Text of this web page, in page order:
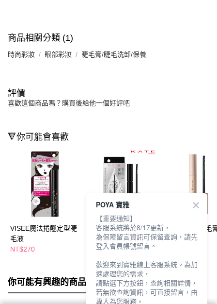
商品相關分類 (1)
時尚彩妝 眼部彩妝 睫毛膏/睫毛洗卸/保養
評價
喜歡這個商品嗎？購買後給他一個好評吧
🔻你可能會喜歡
VISEE魔法捲翹定型睫
毛液
NT$270
凱婷淚神速卸睫毛膏卸
除液7.8ml
NT$299
MKUP 難搞睫毛
液
你可能有興趣的商品 全站排行
POYA 寶雅
【重要通知】
客服系統將於8/17更新，
為保障留言資訊可保留查詢，請先
登入會員帳號留言。
歡迎來到寶雅線上客服系統。為加
速處理您的需求，
請點選下方按鈕，查詢相關詳情，
若無欲查詢資訊，可直接留言，由
專人為您服務。